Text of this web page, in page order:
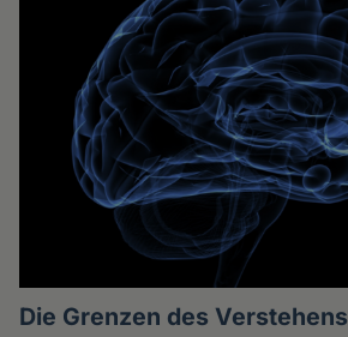
Die Grenzen des Verstehens